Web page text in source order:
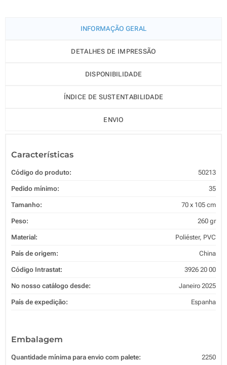
INFORMAÇÃO GERAL
DETALHES DE IMPRESSÃO
DISPONIBILIDADE
ÍNDICE DE SUSTENTABILIDADE
ENVIO
Características
Código do produto: 50213
Pedido mínimo: 35
Tamanho: 70 x 105 cm
Peso: 260 gr
Material: Poliéster, PVC
País de origem: China
Código Intrastat: 3926 20 00
No nosso catálogo desde: Janeiro 2025
País de expedição: Espanha
Embalagem
Quantidade mínima para envio com palete: 2250